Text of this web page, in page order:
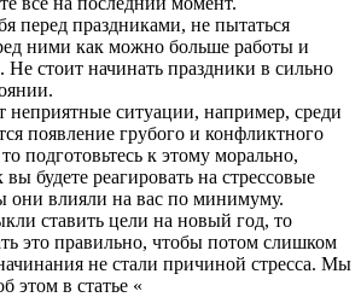
перед праздниками, не пытаться
ними как можно больше работы и
Не стоит начинать праздники в сильно
неприятные ситуации, например, среди
появление грубого и конфликтного
подготовьтесь к этому морально,
будете реагировать на стрессовые
они влияли на вас по минимуму.
ставить цели на новый год, то
это правильно, чтобы потом слишком
не стали причиной стресса. Мы
этом в статье «